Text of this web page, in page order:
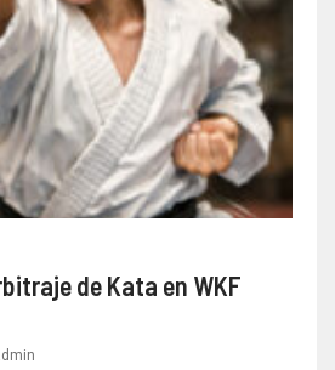
de Kata en WKF